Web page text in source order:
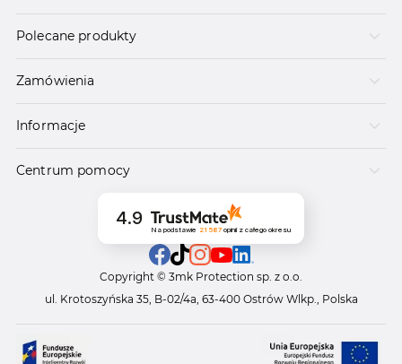
Polecane produkty
Zamówienia
Informacje
Centrum pomocy
4.9
Na podstawie 21 587opinii z całego okresu
Copyright © 3mk Protection sp. z o.o.
ul. Krotoszyńska 35, B-02/4a, 63-400 Ostrów Wlkp., Polska